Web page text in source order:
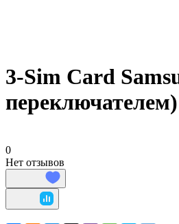
3-Sim Card
переключателем)
0
Нет отзывов